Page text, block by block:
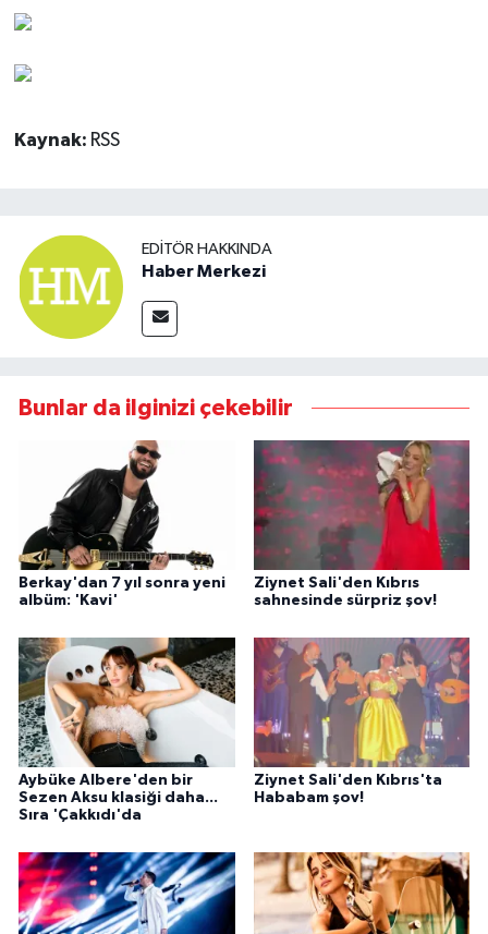
Kaynak: RSS
EDITÖR HAKKINDA
Haber Merkezi
Bunlar da ilginizi çekebilir
Berkay'dan 7 yıl sonra yeni
albüm: 'Kavi'
Ziynet Sali'den Kıbrıs
sahnesinde sürpriz şov!
Aybüke Albere'den bir
Sezen Aksu klasiği daha...
Sıra 'Çakkıdı'da
Ziynet Sali'den Kıbrıs'ta
Hababam şov!